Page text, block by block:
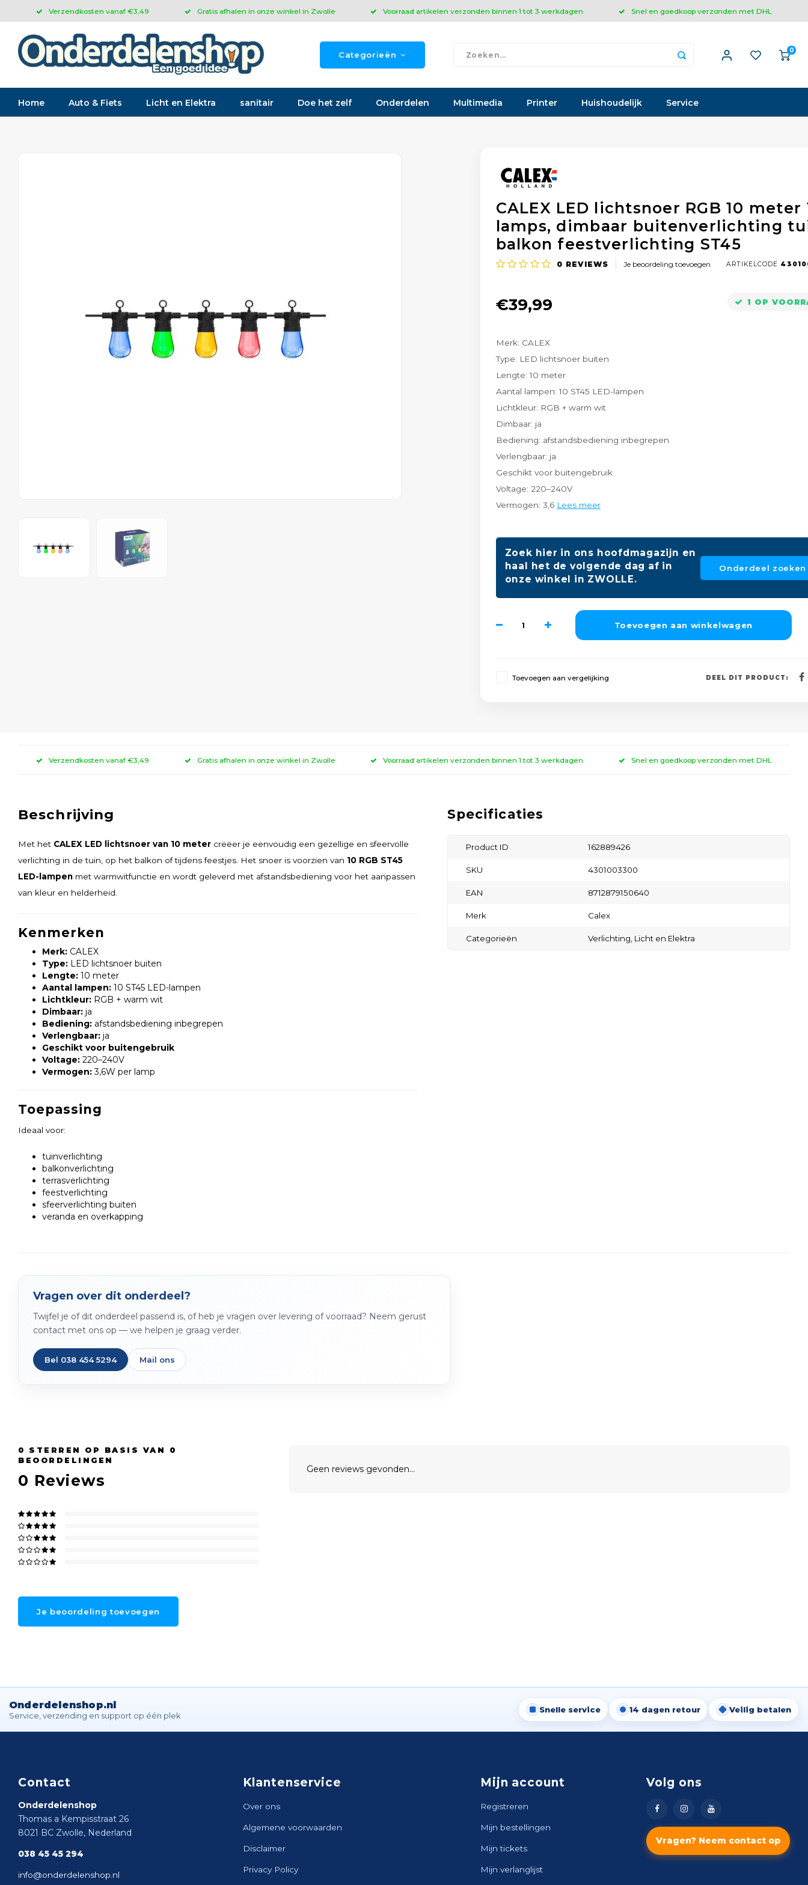
Verzendkosten vanaf €3,49 Gratis afhalen in onze winkel in Zwolle Voorraad artikelen verzonden binnen 1 tot 3 werkdagen Snel en goedkoop verzonden met DHL
Categorieën 0
Home Auto & Fiets Licht en Elektra sanitair Doe het zelf Onderdelen Multimedia Printer Huishoudelijk Service
CALEX LED lichtsnoer RGB 10 meter
lamps, dimbaar buitenverlichting
balkon feestverlichting ST45
0 REVIEWS Je beoordeling toevoegen ARTIKELCODE
€39,99 1 OP
Merk: CALEX
Type: LED lichtsnoer buiten
Lengte: 10 meter
Aantal lampen: 10 ST45 LED-lampen
Lichtkleur: RGB + warm wit
Dimbaar: ja
Bediening: afstandsbediening inbegrepen
Verlengbaar: ja
Geschikt voor buitengebruik
Voltage: 220–240V
Vermogen: 3,6 Lees meer
Zoek hier in ons hoofdmagazijn en
haal het de volgende dag af in
onze winkel in ZWOLLE.
Onderdeel zoeken
Toevoegen aan winkelwagen
Toevoegen aan vergelijking DEEL DIT PRODUCT:
Verzendkosten vanaf €3,49 Gratis afhalen in onze winkel in Zwolle Voorraad artikelen verzonden binnen 1 tot 3 werkdagen Snel en goedkoop verzonden met DHL
Beschrijving
Met het CALEX LED lichtsnoer van 10 meter creëer je eenvoudig een gezellige en sfeervolle
verlichting in de tuin, op het balkon of tijdens feestjes. Het snoer is voorzien van 10 RGB ST45
LED-lampen met warmwitfunctie en wordt geleverd met afstandsbediening voor het aanpassen
van kleur en helderheid.
Kenmerken
Merk: CALEX
Type: LED lichtsnoer buiten
Lengte: 10 meter
Aantal lampen: 10 ST45 LED-lampen
Lichtkleur: RGB + warm wit
Dimbaar: ja
Bediening: afstandsbediening inbegrepen
Verlengbaar: ja
Geschikt voor buitengebruik
Voltage: 220–240V
Vermogen:3,6W per lamp
Toepassing
Ideaal voor:
tuinverlichting
balkonverlichting
terrasverlichting
feestverlichting
sfeerverlichting buiten
veranda en overkapping
Specificaties
Product ID 162889426
SKU 4301003300
EAN 8712879150640
Merk Calex
Categorieën Verlichting, Licht en Elektra
Vragen over dit onderdeel?
Twijfel je of dit onderdeel passend is, of heb je vragen over levering of voorraad? Neem gerust
contact met ons op — we helpen je graag verder.
Bel 038 454 5294 Mail ons
0 STERREN OP BASIS VAN 0
BEOORDELINGEN
0 Reviews
Je beoordeling toevoegen
Geen reviews gevonden...
Onderdelenshop.nl
Service, verzending en support op één plek
Snelle service 14 dagen retour Veilig betalen
Contact
Onderdelenshop
Thomas a Kempisstraat 26
8021 BC Zwolle, Nederland
038 45 45 294
info@onderdelenshop.nl
Klantenservice
Over ons
Algemene voorwaarden
Disclaimer
Privacy Policy
Mijn account
Registreren
Mijn bestellingen
Mijn tickets
Mijn verlanglijst
Volg ons
Vragen? Neem contact op